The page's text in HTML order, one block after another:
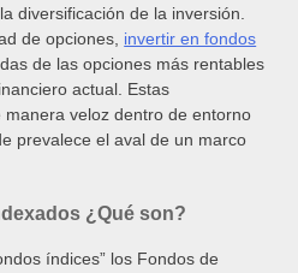
diversificación de la inversión.
de opciones, invertir en fondos
de las opciones más rentables
actual. Estas
veloz dentro de entorno
prevalece el aval de un marco
¿Qué son?
índices” los Fondos de